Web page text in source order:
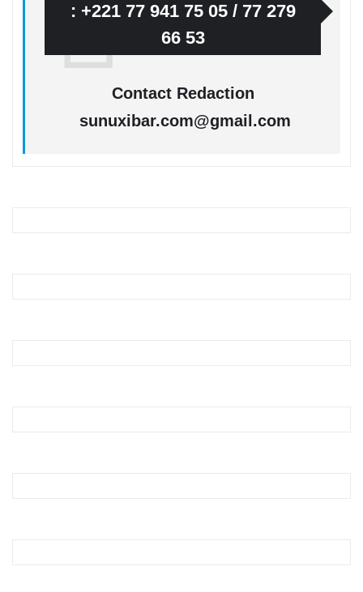
: +221 77 941 75 05 / 77 279
66 53
Contact Redaction
sunuxibar.com@gmail.com